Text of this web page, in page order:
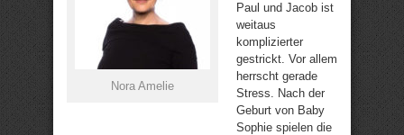
Nora Amelie
Paul und Jacob ist
weitaus
komplizierter
gestrickt. Vor allem
herrscht gerade
Stress. Nach der
Geburt von Baby
Sophie spielen die